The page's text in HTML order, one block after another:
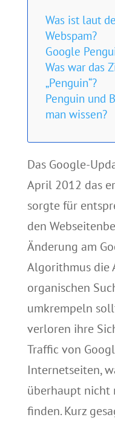
Was ist laut
Webspam?
Google
Was war das
„Penguin“?
Penguin und
man wissen?
Das Google-
April 2012 das
sorgte für
den
Änderung am
Algorithmus die
organischen
umkrempeln
verloren ihre
Traffic von
Internetseiten,
überhaupt nicht
finden. Kurz